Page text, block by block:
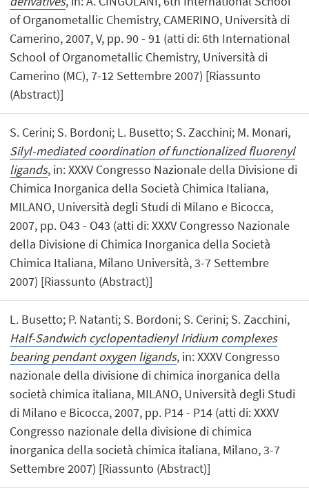
of Organometallic Chemistry, CAMERINO, Università di
Camerino, 2007, V, pp. 90 - 91 (atti di: 6th International
School of Organometallic Chemistry, Università di
Camerino (MC), 7-12 Settembre 2007) [Riassunto
(Abstract)]
S. Cerini; S. Bordoni; L. Busetto; S. Zacchini; M. Monari,
Silyl-mediated coordination of functionalized fluorenyl
ligands, in: XXXV Congresso Nazionale della Divisione di
Chimica Inorganica della Società Chimica Italiana,
MILANO, Università degli Studi di Milano e Bicocca,
2007, pp. O43 - O43 (atti di: XXXV Congresso Nazionale
della Divisione di Chimica Inorganica della Società
Chimica Italiana, Milano Università, 3-7 Settembre
2007) [Riassunto (Abstract)]
L. Busetto; P. Natanti; S. Bordoni; S. Cerini; S. Zacchini,
Half-Sandwich cyclopentadienyl Iridium complexes
bearing pendant oxygen ligands, in: XXXV Congresso
nazionale della divisione di chimica inorganica della
società chimica italiana, MILANO, Università degli Studi
di Milano e Bicocca, 2007, pp. P14 - P14 (atti di: XXXV
Congresso nazionale della divisione di chimica
inorganica della società chimica italiana, Milano, 3-7
Settembre 2007) [Riassunto (Abstract)]